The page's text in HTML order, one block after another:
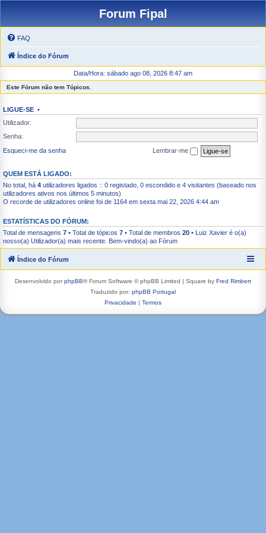
Forum Fipal
FAQ
Índice do Fórum
Data/Hora: sábado ago 08, 2026 8:47 am
Este Fórum não tem Tópicos.
LIGUE-SE •
Utilizador:
Senha:
Esqueci-me da senha
Lembrar-me
QUEM ESTÁ LIGADO:
No total, há 4 utilizadores ligados :: 0 registado, 0 escondido e 4 visitantes (baseado nos
utilizadores ativos nos últimos 5 minutos)
O recorde de utilizadores online foi de 1164 em sexta mai 22, 2026 4:44 am
ESTATÍSTICAS DO FÓRUM:
Total de mensagens 7 • Total de tópicos 7 • Total de membros 20 • Luiz Xavier é o(a)
nosso(a) Utilizador(a) mais recente. Bem-vindo(a) ao Fórum
Índice do Fórum
Desenvolvido porphpBB® Forum Software © phpBB Limited | Square by Fred Rimbert
Traduzido por: phpBB Portugal
Privacidade | Termos